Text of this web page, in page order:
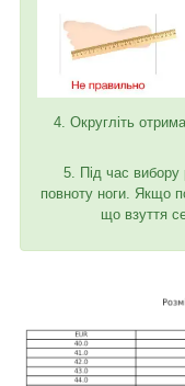
4. Округліть
5. Під час вибору
повноту ноги. Якщо
що взуття